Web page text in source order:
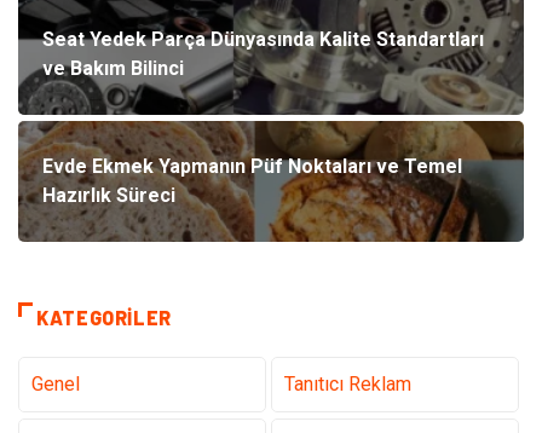
Seat Yedek Parça Dünyasında Kalite Standartları
ve Bakım Bilinci
Evde Ekmek Yapmanın Püf Noktaları ve Temel
Hazırlık Süreci
KATEGORILER
Genel Tanıtıcı Reklam